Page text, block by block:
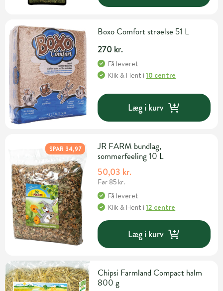
Boxo Comfort strøelse 51 L
270 kr.
Få leveret
Klik & Hent i10 centre
Læg i kurv
SPAR 34,97
JR FARM bundlag,
sommerfeeling 10 L
50,03 kr.
Før 85 kr.
Få leveret
Klik & Hent i12 centre
Læg i kurv
Chipsi Farmland Compact halm
800 g